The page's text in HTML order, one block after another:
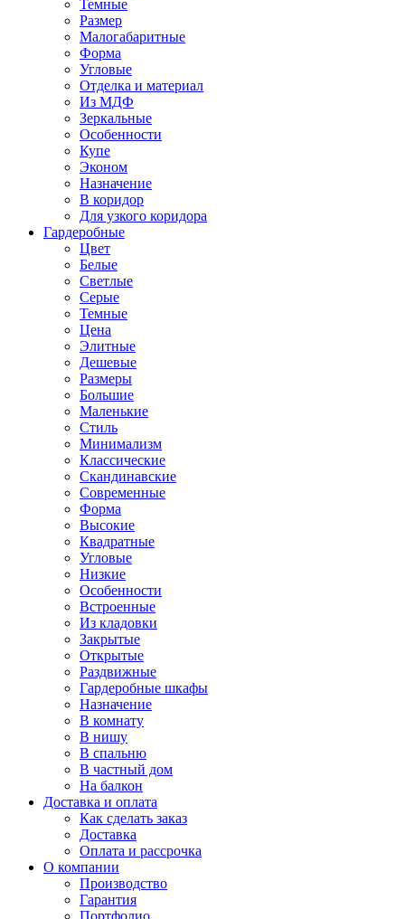
Темные
Размер
Малогабаритные
Форма
Угловые
Отделка и материал
Из МДФ
Зеркальные
Особенности
Купе
Эконом
Назначение
В коридор
Для узкого коридора
Гардеробные
Цвет
Белые
Светлые
Серые
Темные
Цена
Элитные
Дешевые
Размеры
Большие
Маленькие
Стиль
Минимализм
Классические
Скандинавские
Современные
Форма
Высокие
Квадратные
Угловые
Низкие
Особенности
Встроенные
Из кладовки
Закрытые
Открытые
Раздвижные
Гардеробные шкафы
Назначение
В комнату
В нишу
В спальню
В частный дом
На балкон
Доставка и оплата
Как сделать заказ
Доставка
Оплата и рассрочка
О компании
Производство
Гарантия
Портфолио